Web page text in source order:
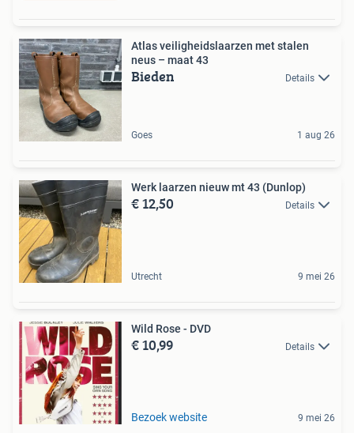
Atlas veiligheidslaarzen met stalen
neus – maat 43
Bieden Details
Goes 1 aug 26
Werk laarzen nieuw mt 43 (Dunlop)
€ 12,50 Details
Utrecht 9 mei 26
Wild Rose - DVD
€ 10,99 Details
Bezoek website 9 mei 26